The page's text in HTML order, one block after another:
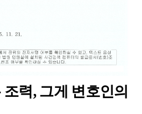
조력, 그게 변호인의